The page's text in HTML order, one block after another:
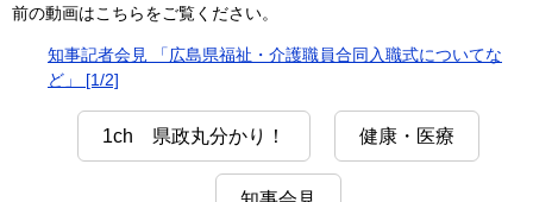
前の動画はこちらをご覧ください。
知事記者会見 「広島県福祉・介護職員合同入職式についてな
ど」 [1/2]
1ch 県政丸分かり！ 健康・医療